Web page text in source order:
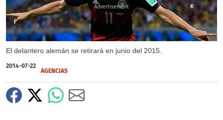
El delantero alemán se retirará en junio del 2015.
X
2014-07-22
AGENCIAS